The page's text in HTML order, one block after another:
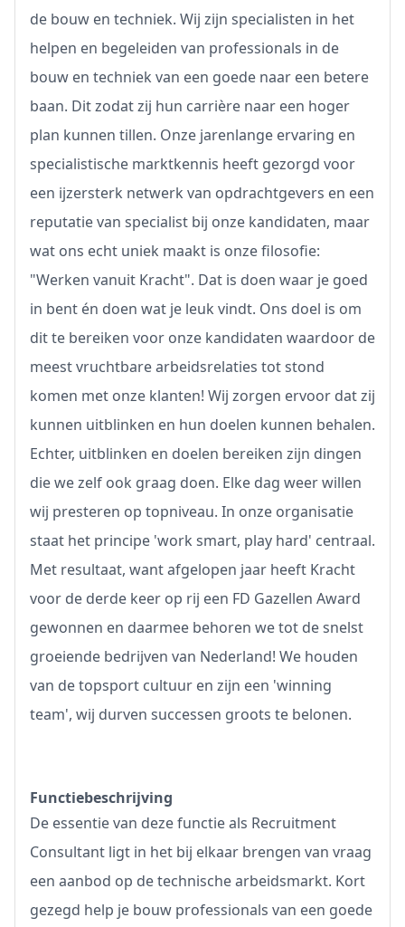
de bouw en techniek. Wij zijn specialisten in het
helpen en begeleiden van professionals in de
bouw en techniek van een goede naar een betere
baan. Dit zodat zij hun carrière naar een hoger
plan kunnen tillen. Onze jarenlange ervaring en
specialistische marktkennis heeft gezorgd voor
een ijzersterk netwerk van opdrachtgevers en een
reputatie van specialist bij onze kandidaten, maar
wat ons echt uniek maakt is onze filosofie:
"Werken vanuit Kracht". Dat is doen waar je goed
in bent én doen wat je leuk vindt. Ons doel is om
dit te bereiken voor onze kandidaten waardoor de
meest vruchtbare arbeidsrelaties tot stond
komen met onze klanten! Wij zorgen ervoor dat zij
kunnen uitblinken en hun doelen kunnen behalen.
Echter, uitblinken en doelen bereiken zijn dingen
die we zelf ook graag doen. Elke dag weer willen
wij presteren op topniveau. In onze organisatie
staat het principe 'work smart, play hard' centraal.
Met resultaat, want afgelopen jaar heeft Kracht
voor de derde keer op rij een FD Gazellen Award
gewonnen en daarmee behoren we tot de snelst
groeiende bedrijven van Nederland! We houden
van de topsport cultuur en zijn een 'winning
team', wij durven successen groots te belonen.
Functiebeschrijving
De essentie van deze functie als Recruitment
Consultant ligt in het bij elkaar brengen van vraag
een aanbod op de technische arbeidsmarkt. Kort
gezegd help je bouw professionals van een goede